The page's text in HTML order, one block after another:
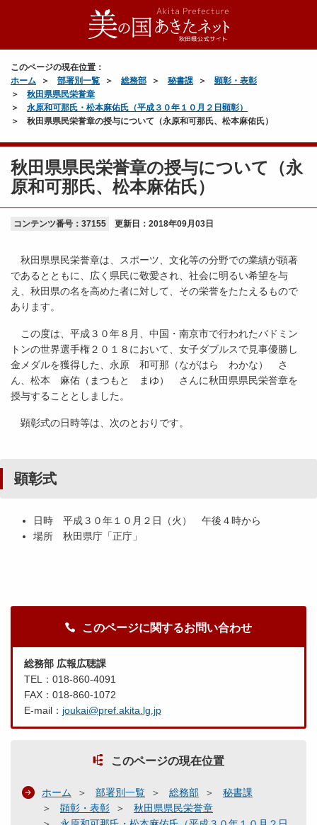
このページの現在位置：
ホーム
部署別一覧 総務部 秘書課
顕彰・表彰
秋田県県民栄誉章
永原和可那氏・松本麻佑氏（平成３０年１０月２日顕彰）
秋田県県民栄誉章の授与について（永原和可那氏、松本麻佑氏）
秋田県県民栄誉章の授与について（永
原和可那氏、松本麻佑氏）
コンテンツ番号：37155 更新日： 2018年09月03日
秋田県県民栄誉章は、スポーツ、文化等の分野での業績が顕著
であるとともに、広く県民に敬愛され、社会に明るい希望を与
え、秋田県の名を高めた者に対して、その栄誉をたたえるもので
あります。
この度は、平成３０年８月、中国・南京市で行われたバドミン
トンの世界選手権２０１８において、女子ダブルスで見事優勝し
金メダルを獲得した、永原 和可那（ながはら わかな） さ
ん、松本 麻佑（まつもと まゆ） さんに秋田県県民栄誉章を
授与することとしました。
顕彰式の日時等は、次のとおりです。
顕彰式
日時 平成３０年１０月２日（火） 午後４時から
場所 秋田県庁「正庁」
このページに関するお問い合わせ
総務部 広報広聴課
TEL：018-860-4091
FAX：018-860-1072
E-mail： joukai@pref.akita.lg.jp
このページの現在位置
ホーム 部署別一覧 総務部
秘書課
顕彰・表彰
秋田県県民栄誉章